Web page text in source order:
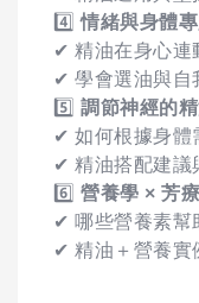
4️⃣情緒與身體
✔ 精油在身心連
✔ 學會選油與自
5️⃣ 調節神經的
✔ 如何根據身體
✔ 精油搭配建議
6️⃣ 營養學 × 芳
✔ 哪些營養素幫
✔ 精油＋營養實